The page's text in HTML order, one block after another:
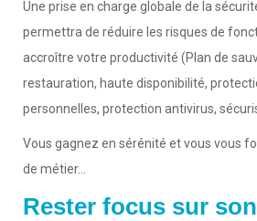
Une prise en charge globale de la
permettra de réduire les risques de
accroître votre productivité (Plan de
restauration, haute disponibilité,
personnelles, protection antivirus,
Vous gagnez en sérénité et vous vous
de métier…
Rester focus sur